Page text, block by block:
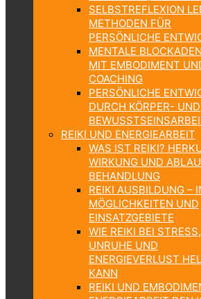
SELBSTREFLEXION
METHODEN FÜR
PERSÖNLICHE
MENTALE
MIT EMBODIMENT
COACHING
PERSÖNLICHE
DURCH KÖRPER- UND
REIKI UND ENERGIEARBEIT
WAS IST REIKI?
WIRKUNG UND
BEHANDLUNG
REIKI AUSBILDUNG –
MÖGLICHKEITEN UND
EINSATZGEBIETE
WIE REIKI BEI STRESS,
UNRUHE UND
ENERGIEVERLUST
KANN
REIKI UND